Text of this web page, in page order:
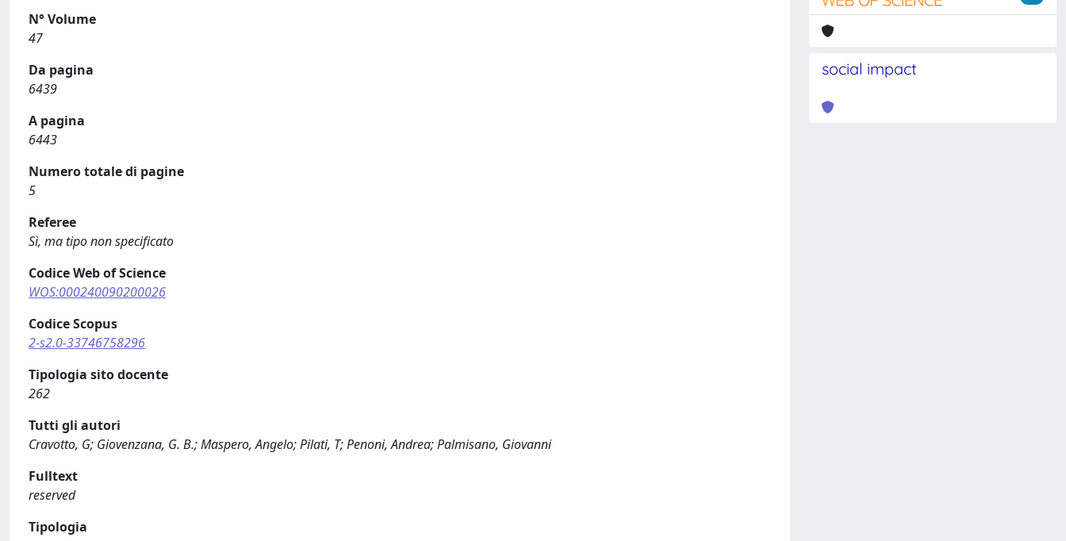
N° Volume
47
Da pagina
6439
A pagina
6443
Numero totale di pagine
5
Referee
Sì, ma tipo non specificato
Codice Web of Science
WOS:000240090200026
Codice Scopus
2-s2.0-33746758296
Tipologia sito docente
262
Tutti gli autori
Cravotto, G; Giovenzana, G. B.; Maspero, Angelo; Pilati, T; Penoni, Andrea; Palmisano, Giovanni
Fulltext
reserved
Tipologia
social impact